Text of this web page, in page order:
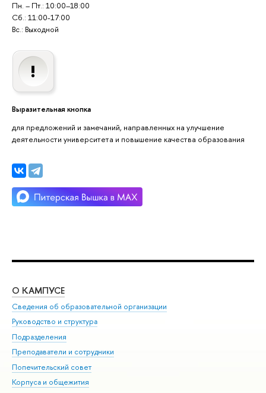
Пн. – Пт.: 10:00–18:00
Сб.: 11:00-17:00
Вс.: Выходной
Выразительная кнопка
для предложений и замечаний, направленных на улучшение
деятельности университета и повышение качества образования
О КАМПУСЕ
Сведения об образовательной организации
Руководство и структура
Подразделения
Преподаватели и сотрудники
Попечительский совет
Корпуса и общежития